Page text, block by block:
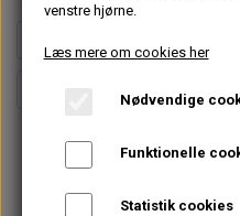
VANDPOLERING
venstre hjørne.
Læs mere om cookies her
Nødvendige
Funktionelle
Statistik cookies